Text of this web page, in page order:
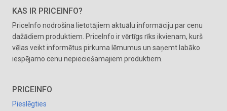
KAS IR PRICEINFO?
PriceInfo nodrošina lietotājiem aktuālu informāciju par cenu
dažādiem produktiem. PriceInfo ir vērtīgs rīks ikvienam, kurš
vēlas veikt informētus pirkuma lēmumus un saņemt labāko
iespējamo cenu nepieciešamajiem produktiem.
PRICEINFO
Pieslēgties